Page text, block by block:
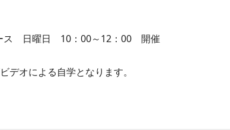
ス 日曜日 10：00～12：00 開催
デオによる自学となります。